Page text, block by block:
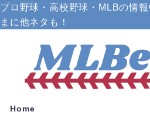
プロ野球・高校野球・MLBの情
まに他ネタも！
Home